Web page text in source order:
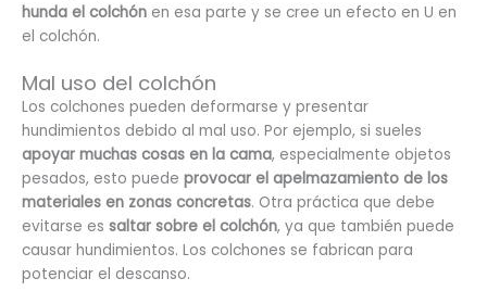
hunda el colchón en esa parte y se cree un efecto en U en
el colchón.
Mal uso del colchón
Los colchones pueden deformarse y presentar
hundimientos debido al mal uso. Por ejemplo, si sueles
apoyar muchas cosas en la cama, especialmente objetos
pesados, esto puede provocar el apelmazamiento de los
materiales en zonas concretas. Otra práctica que debe
evitarse es saltar sobre el colchón, ya que también puede
causar hundimientos. Los colchones se fabrican para
potenciar el descanso.